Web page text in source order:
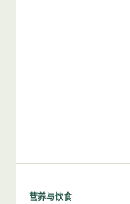
营养与饮食